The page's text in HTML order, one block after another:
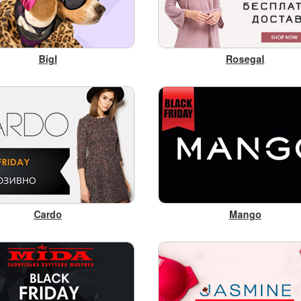
Bigl Rosegal
Cardo Mango